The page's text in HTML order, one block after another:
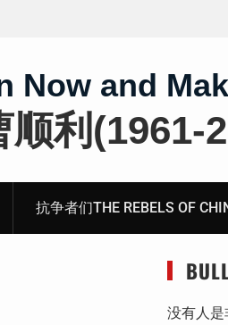
死人用的元
Now and
顺利(1961-
抗争者们THE REBELS OF
没有人是